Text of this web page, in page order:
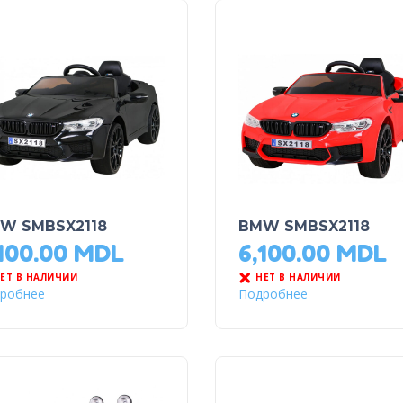
SMBSX2118
MDL
В НАЛИЧИИ
BMW SMBSX2118
6,100.00 MDL
НЕТ В НАЛИЧИИ
Подробнее